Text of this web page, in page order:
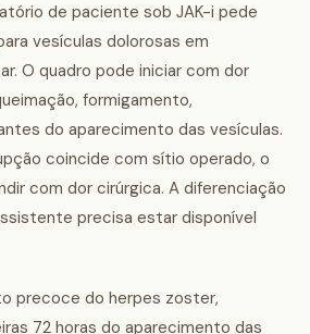
de paciente sob JAK-i pede
vesículas dolorosas em
O quadro pode iniciar com dor
formigamento,
do aparecimento das vesículas.
coincide com sítio operado, o
com dor cirúrgica. A diferenciação
precisa estar disponível
precoce do herpes zoster,
72 horas do aparecimento das